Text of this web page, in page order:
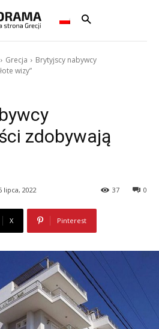
Grecja
Brytyjscy nabywcy
wizy”
zdobywają
lipca, 2022 0
37
X Pinterest